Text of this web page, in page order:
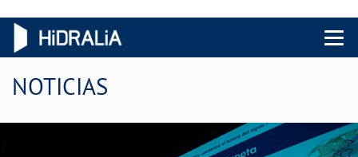
Menu
NOTICIAS